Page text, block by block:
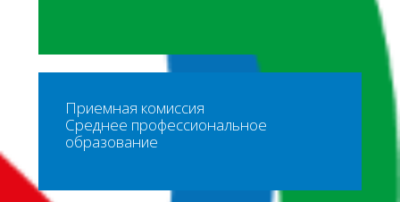
Приемная комиссия
Среднее профессиональное
образование